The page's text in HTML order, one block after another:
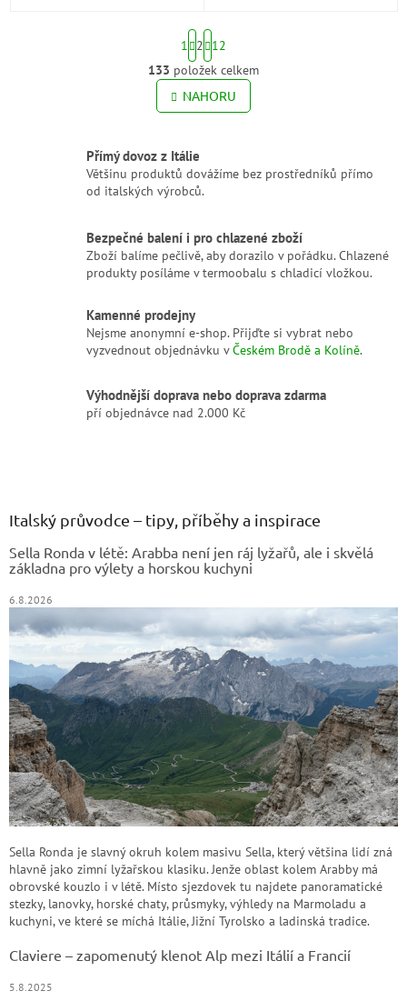
O
v
l
a
c
í
r
v
k
p
i
u
S
t
r
á
n
k
n
í
1 2
12
133 položek celkem
NAHORU
Přímý dovoz z Itálie
Většinu produktů dovážíme bez prostředníků přímo
od italských výrobců.
Bezpečné balení i pro chlazené zboží
Zboží balíme pečlivě, aby dorazilo v pořádku. Chlazené
produkty posíláme v termoobalu s chladicí vložkou.
Kamenné prodejny
Nejsme anonymní e-shop. Přijďte si vybrat nebo
vyzvednout objednávku vČeském Brodě a Kolíně.
Výhodnější doprava nebo doprava zdarma
pří objednávce nad 2.000 Kč
Italský průvodce – tipy, příběhy a inspirace
Sella Ronda v létě: Arabba není jen ráj lyžařů, ale i skvělá
základna pro výlety a horskou kuchyni
6.8.2026
Sella Ronda je slavný okruh kolem masivu Sella, který většina lidí zná
hlavně jako zimní lyžařskou klasiku. Jenže oblast kolem Arabby má
obrovské kouzlo i v létě. Místo sjezdovek tu najdete panoramatické
stezky, lanovky, horské chaty, průsmyky, výhledy na Marmoladu a
kuchyni, ve které se míchá Itálie, Jižní Tyrolsko a ladinská tradice.
Claviere – zapomenutý klenot Alp mezi Itálií a Francií
5.8.2025